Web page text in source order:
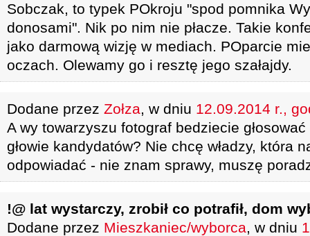
Sobczak, to typek POkroju "spod pomnika
donosami". Nik po nim nie płacze. Takie
jako darmową wizję w mediach. POparcie
oczach. Olewamy go i resztę jego szałajdy.
Dodane przez Zołza, w dniu 12.09.2014 r.,
A wy towarzyszu fotograf bedziecie
głowie kandydatów? Nie chcę władzy, która
odpowiadać - nie znam sprawy, muszę
!@ lat wystarczy, zrobił co potrafił, dom
Dodane przez Mieszkaniec/wyborca, w dniu